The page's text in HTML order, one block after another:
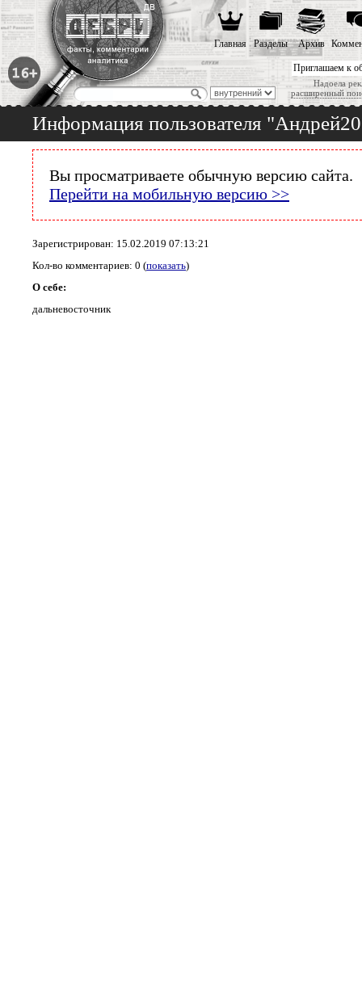
Приглашаем к
Надоела
расширенный
Главная Разделы Архив
Информация пользователя
Вы просматриваете обычную версию сайта.
Перейти на мобильную версию >>
Зарегистрирован: 15.02.2019 07:13:21
Кол-во комментариев: 0 (показать)
О себе:
дальневосточник